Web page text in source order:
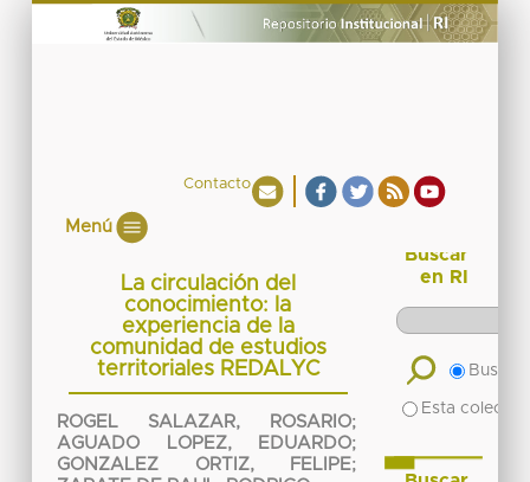
Contacto
Menú
La circulación del
conocimiento: la
experiencia de la
comunidad de estudios
territoriales REDALYC
ROGEL SALAZAR, ROSARIO;
AGUADO LOPEZ, EDUARDO;
GONZALEZ ORTIZ, FELIPE;
Buscar
en RI
Buscar
Esta